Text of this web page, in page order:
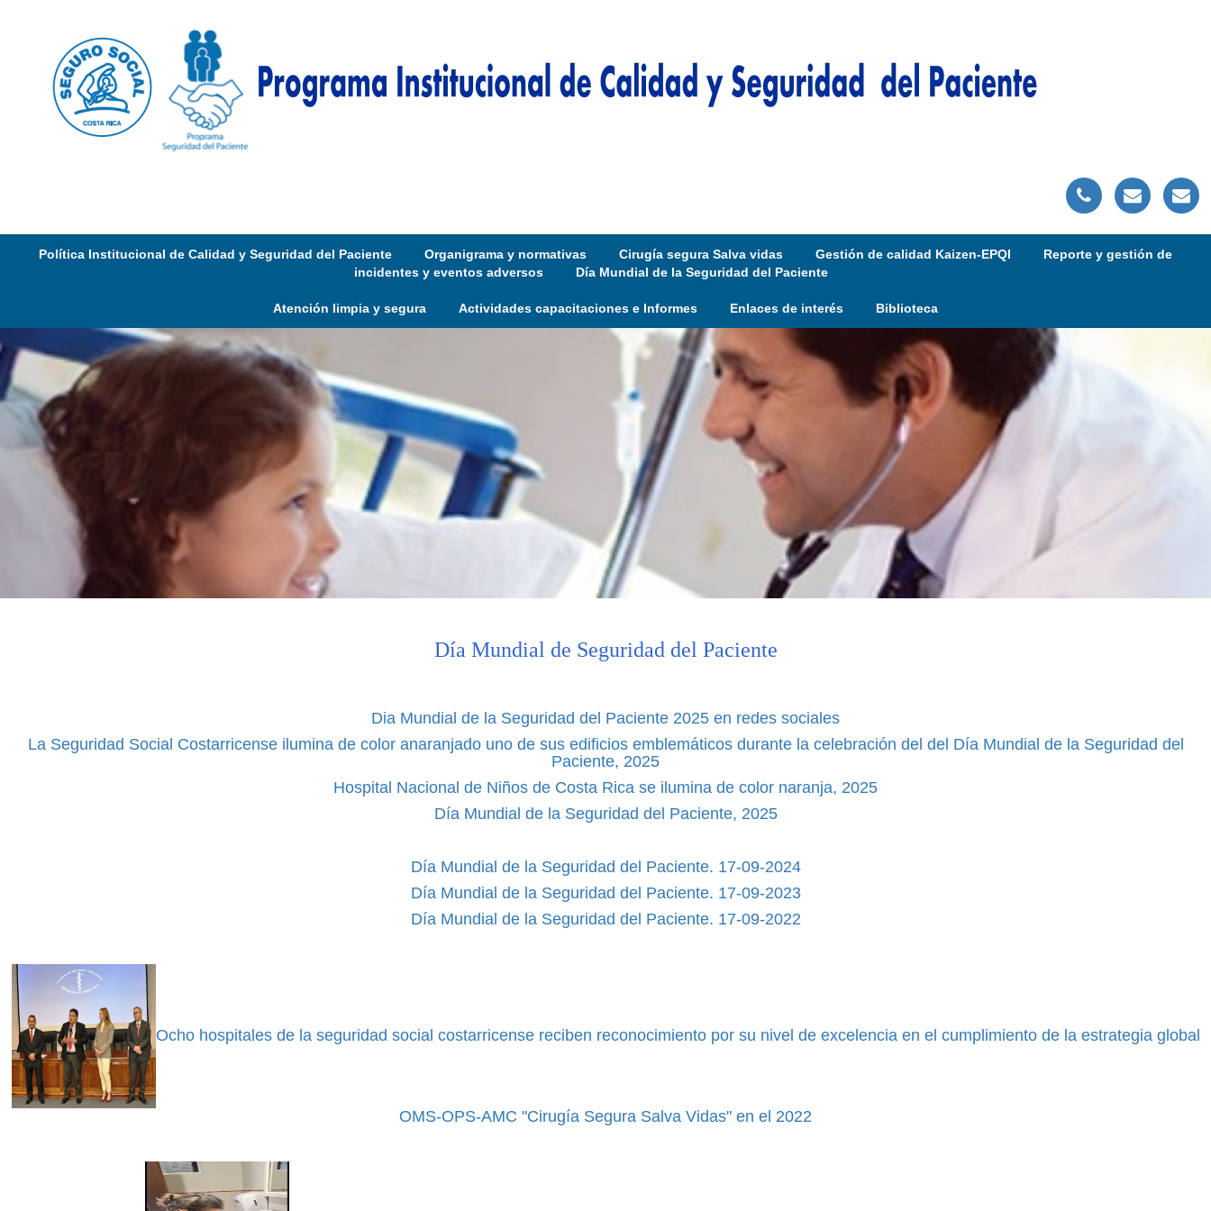
Política Institucional de Calidad y Seguridad del Paciente Organigrama y normativas Cirugía segura Salva vidas Gestión de calidad Kaizen-EPQI
Reporte y gestión de
incidentes y eventos adversos
Día Mundial de la Seguridad del Paciente
Atención limpia y segura Actividades capacitaciones e Informes Enlaces de interés Biblioteca
Día Mundial de Seguridad del Paciente
Dia Mundial de la Seguridad del Paciente 2025 en redes sociales
La Seguridad Social Costarricense ilumina de color anaranjado uno de sus edificios emblemáticos durante la celebración del del Día Mundial de la Seguridad del
Paciente, 2025
Hospital Nacional de Niños de Costa Rica se ilumina de color naranja, 2025
Día Mundial de la Seguridad del Paciente, 2025
Día Mundial de la Seguridad del Paciente. 17-09-2024
Día Mundial de la Seguridad del Paciente. 17-09-2023
Día Mundial de la Seguridad del Paciente. 17-09-2022
Ocho hospitales de la seguridad social costarricense reciben reconocimiento por su nivel de excelencia en el cumplimiento de la estrategia global
OMS-OPS-AMC "Cirugía Segura Salva Vidas" en el 2022